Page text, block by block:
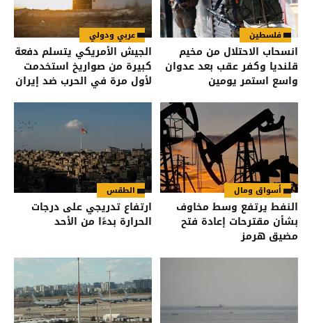
فلسطين
انسحاب الاحتلال من مخيم
قلنديا وكفر عقب بعد عدوان
واسع استمر يومين
عربي ودولي
الجيش الأمريكي يتسلم دفعة
كبيرة من صواريخ استخدمت
لأول مرة في الحرب ضد إيران
أسواق ومال
النفط يرتفع وسط مخاوف
بشأن مقترحات إعادة فتح
مضيق هرمز
الطقس
ارتفاع تدريجي على درجات
الحرارة بدءًا من الأحد